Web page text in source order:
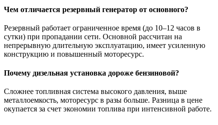
Чем отличается резервный генератор от основного?
Резервный работает ограниченное время (до 10–12 часов в
сутки) при пропадании сети. Основной рассчитан на
непрерывную длительную эксплуатацию, имеет усиленную
конструкцию и повышенный моторесурс.
Почему дизельная установка дороже бензиновой?
Сложнее топливная система высокого давления, выше
металлоемкость, моторесурс в разы больше. Разница в цене
окупается за счет экономии топлива при интенсивной работе.